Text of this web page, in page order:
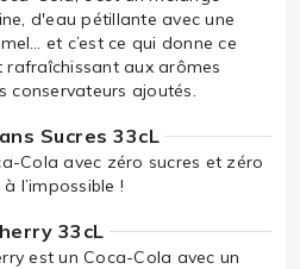
d'eau pétillante avec une
et c’est ce qui donne ce
aux arômes
conservateurs ajoutés.
Sucres 33cL
Cola avec zéro sucres et zéro
l’impossible !
33cL
est un Coca-Cola avec un